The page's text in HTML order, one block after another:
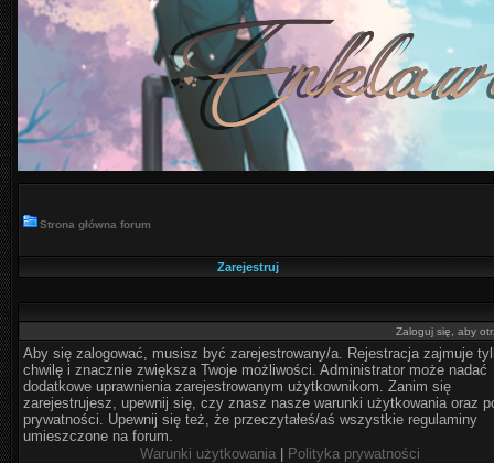
Strona główna forum
Zarejestruj
Zaloguj się, aby
Aby się zalogować, musisz być zarejestrowany/a. Rejestracja zajmuje
chwilę i znacznie zwiększa Twoje możliwości. Administrator może nadać
dodatkowe uprawnienia zarejestrowanym użytkownikom. Zanim się
zarejestrujesz, upewnij się, czy znasz nasze warunki użytkowania oraz
prywatności. Upewnij się też, że przeczytałeś/aś wszystkie regulaminy
umieszczone na forum.
Warunki użytkowania| Polityka prywatności